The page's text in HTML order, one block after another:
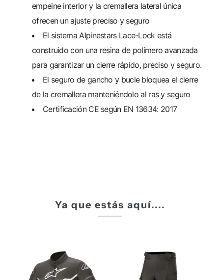
empeine interior y la cremallera lateral única
ofrecen un ajuste preciso y seguro
El sistema Alpinestars Lace-Lock está
construido con una resina de polímero avanzada
para garantizar un cierre rápido, preciso y seguro.
El seguro de gancho y bucle bloquea el cierre
de la cremallera manteniéndolo al ras y seguro
Certificación CE según EN 13634: 2017
Ya que estás aquí....